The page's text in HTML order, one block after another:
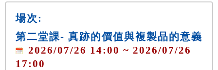
場次:
第二堂課- 真跡的價值與複製品的意義
2026/07/26 14:00 ~ 2026/07/26
17:00